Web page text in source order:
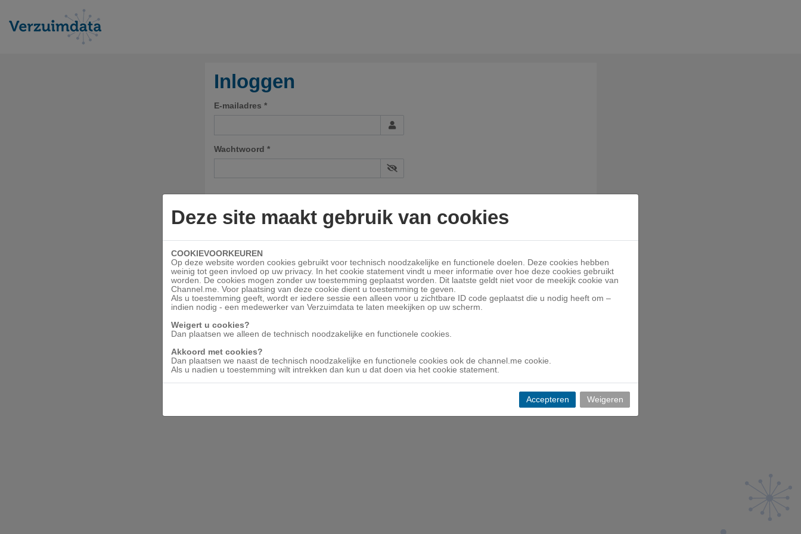
Inloggen
E-mailadres *
Wachtwoord *
Inloggen
Heeft u een aanmeldcode en een tijdelijk wachtwoord ontvangen? Klik dan hier om een profiel aan
te maken.
Extra gebruiker aanvragen?
Mededelingen
© Verzuimdata - 2026 | Alle rechten voorbehouden |1.50.2.1|Disclaimer|Cookiestatement
Deze site maakt gebruik van cookies
COOKIEVOORKEUREN
Op deze website worden cookies gebruikt voor technisch noodzakelijke en functionele doelen. Deze cookies hebben
weinig tot geen invloed op uw privacy. In het cookie statement vindt u meer informatie over hoe deze cookies gebruikt
worden. De cookies mogen zonder uw toestemming geplaatst worden. Dit laatste geldt niet voor de meekijk cookie van
Channel.me. Voor plaatsing van deze cookie dient u toestemming te geven.
Als u toestemming geeft, wordt er iedere sessie een alleen voor u zichtbare ID code geplaatst die u nodig heeft om –
indien nodig - een medewerker van Verzuimdata te laten meekijken op uw scherm.
Weigert u cookies?
Dan plaatsen we alleen de technisch noodzakelijke en functionele cookies.
Akkoord met cookies?
Dan plaatsen we naast de technisch noodzakelijke en functionele cookies ook de channel.me cookie.
Als u nadien u toestemming wilt intrekken dan kun u dat doen via het cookie statement.
Accepteren Weigeren